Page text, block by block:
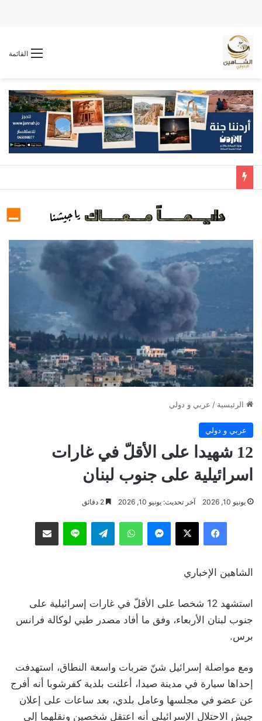
القائمة
الرئيسية / عربي و دولي
عربي و دولي
12 شهيدا على الأقلّ في غارات
اسرائيلية على جنوب لبنان
يونيو 10, 2026 آخر تحديث: يونيو 10, 2026
فيسبوك ‫X ماسنجر واتساب تيلقرام لاين مشاركة عبر البريد
الشاهين الإخباري
استشهد 12 شخصا على الأقلّ في غارات إسرائيلية على
جنوب لبنان الأربعاء، وفق ما أفاد مصدر طبي لوكالة فرانس
برس.
ومع مواصلة إسرائيل شنّ ضربات واسعة النطاق، استهدفت
إحداها سيارة في مدينة صيدا، أعلنت بلدية كفرشوبا أنه أفرج
عن عضو في مجلسها وعامل بلدي، بعد ساعات على إعلان
جيش الاحتلال الإسرائيلي أنه اعتقل شخصين ونقلهما إلى